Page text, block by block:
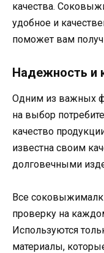
качества.
удобное и
поможет вам
Надежность и
Одним из важных
на выбор
качество
известна своим
долговечными
Все
проверку на
Используются
материалы,